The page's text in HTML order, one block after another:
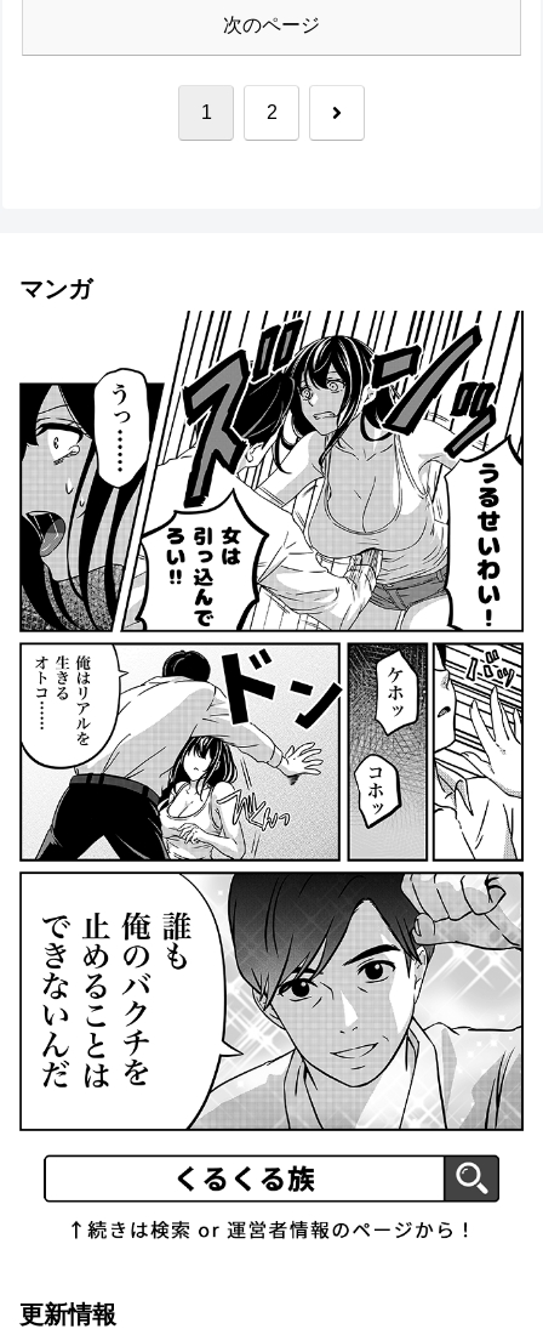
次のページ
1 2 次
マンガ
更新情報